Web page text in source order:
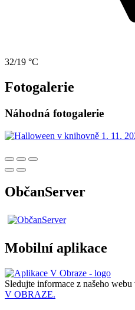
32/19 °C
Fotogalerie
Náhodná fotogalerie
ObčanServer
Mobilní aplikace
Sledujte informace z našeho webu
V OBRAZE.